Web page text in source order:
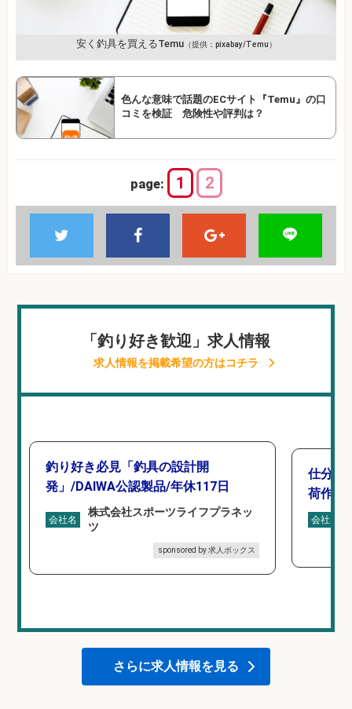
安く釣具を買えるTemu（提供：pixabay/Temu）
色んな意味で話題のECサイト『Temu』の口
コミを検証 危険性や評判は？
page: 1 2
「釣り好き歓迎」求人情報
求人情報を掲載希望の方はコチラ
釣り好き必見「釣具の設計開
発」/DAIWA公認製品/年休117日
会社名
株式会社スポーツライフプラネッ
ツ
sponsored by 求人ボックス
仕分け
荷作業
会社名
さらに求人情報を見る